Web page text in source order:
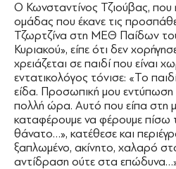
Ο Κωνσταντίνος Τζιούβας, που
ομάδας που έκανε τις
Τζωρτζίνα στη ΜΕΘ Παίδων
Κυριακού», είπε ότι δεν
χρειάζεται σε παιδί που είναι
εντατικολόγος τόνισε: «Το
είδα. Προσωπική μου εντύπωση
πολλή ώρα. Αυτό που είπα στη
καταφέρουμε να φέρουμε πίσω
θάνατο…», κατέθεσε και
ξαπλωμένο, ακίνητο, χαλαρό
αντίδραση ούτε στα